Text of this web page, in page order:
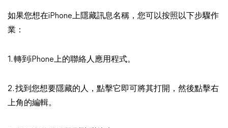
如果您想在iPhone上隱藏訊息名稱，您可以按照以下步驟作
業：
1. 轉到iPhone上的聯絡人應用程式。
2. 找到您想要隱藏的人，點擊它即可將其打開，然後點擊右
上角的編輯。